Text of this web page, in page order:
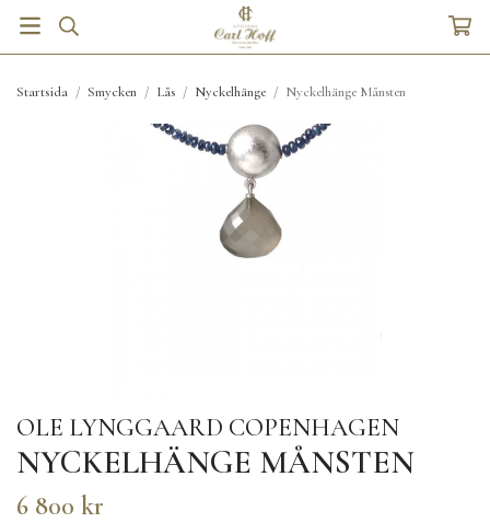
Startsida / Smycken / Lås / Nyckelhänge / Nyckelhänge Månsten
OLE LYNGGAARD COPENHAGEN
NYCKELHÄNGE MÅNSTEN
6 800 kr